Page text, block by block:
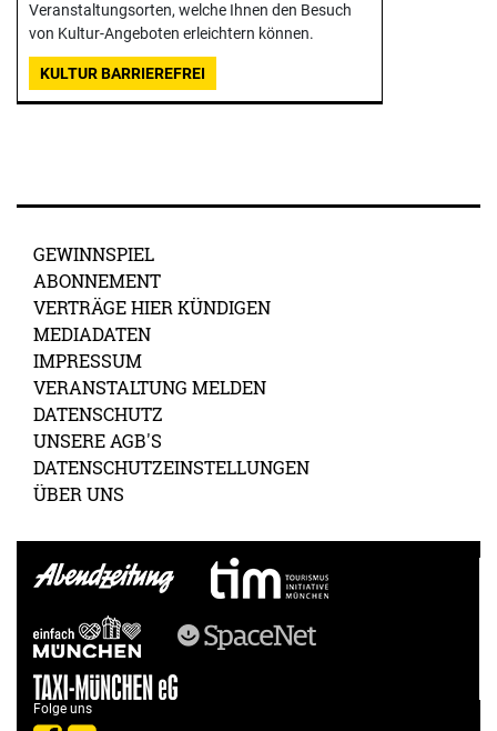
Veranstaltungsorten, welche Ihnen den Besuch
von Kultur-Angeboten erleichtern können.
KULTUR BARRIEREFREI
GEWINNSPIEL
ABONNEMENT
VERTRÄGE HIER KÜNDIGEN
MEDIADATEN
IMPRESSUM
VERANSTALTUNG MELDEN
DATENSCHUTZ
UNSERE AGB'S
DATENSCHUTZEINSTELLUNGEN
ÜBER UNS
Folge uns